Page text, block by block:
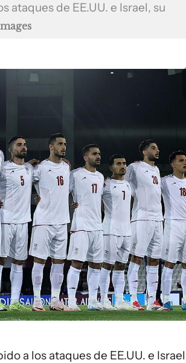
ataques de EE.UU. e Israel, su
a los ataques de EE.UU. e